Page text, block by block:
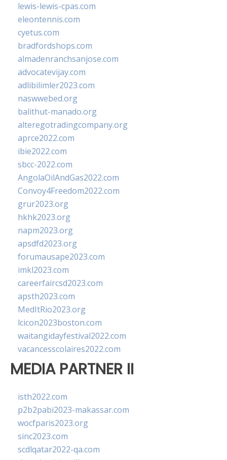
lewis-lewis-cpas.com
eleontennis.com
cyetus.com
bradfordshops.com
almadenranchsanjose.com
advocatevijay.com
adlibilimler2023.com
naswwebed.org
balithut-manado.org
alteregotradingcompany.org
aprce2022.com
ibie2022.com
sbcc-2022.com
AngolaOilAndGas2022.com
Convoy4Freedom2022.com
grur2023.org
hkhk2023.org
napm2023.org
apsdfd2023.org
forumausape2023.com
imkl2023.com
careerfaircsd2023.com
apsth2023.com
MedItRio2023.org
lcicon2023boston.com
waitangidayfestival2022.com
vacancesscolaires2022.com
MEDIA PARTNER II
isth2022.com
p2b2pabi2023-makassar.com
wocfparis2023.org
sinc2023.com
scdlqatar2022-qa.com